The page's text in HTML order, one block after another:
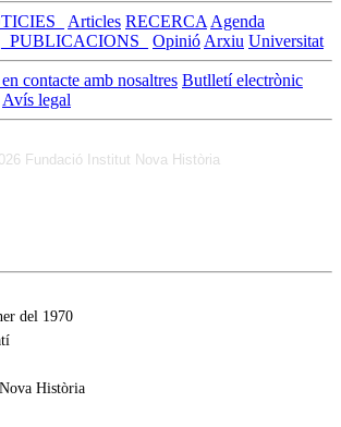
Articles RECERCA Agenda
_PUBLICACIONS_ Opinió Arxiu Universitat
contacte amb nosaltres Butlletí electrònic
Avís legal
Fundació Institut Nova Història
del 1970
Història